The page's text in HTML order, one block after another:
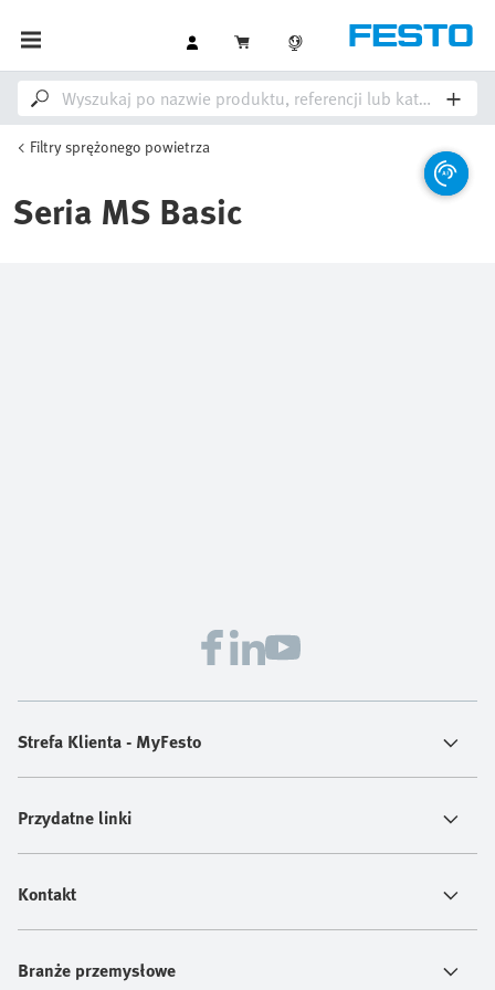
Filtry sprężonego powietrza
Seria MS Basic
Strefa Klienta - MyFesto
Przydatne linki
Kontakt
Branże przemysłowe